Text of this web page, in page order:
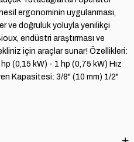
ergonominin uygulanması,
ve doğruluk yoluyla yenilikçi
endüstri araştırması ve
için araçlar sunar! Özellikleri:
(0,15 kW) - 1 hp (0,75 kW) Hız
Kapasitesi: 3/8" (10 mm) 1/2"